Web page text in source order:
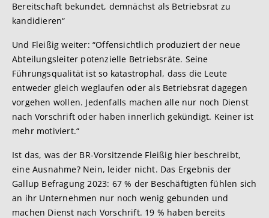
Bereitschaft bekundet, demnächst als Betriebsrat zu
kandidieren“
Und Fleißig weiter: “Offensichtlich produziert der neue
Abteilungsleiter potenzielle Betriebsräte. Seine
Führungsqualität ist so katastrophal, dass die Leute
entweder gleich weglaufen oder als Betriebsrat dagegen
vorgehen wollen. Jedenfalls machen alle nur noch Dienst
nach Vorschrift oder haben innerlich gekündigt. Keiner ist
mehr motiviert.“
Ist das, was der BR-Vorsitzende Fleißig hier beschreibt,
eine Ausnahme? Nein, leider nicht. Das Ergebnis der
Gallup Befragung 2023: 67 % der Beschäftigten fühlen sich
an ihr Unternehmen nur noch wenig gebunden und
machen Dienst nach Vorschrift. 19 % haben bereits